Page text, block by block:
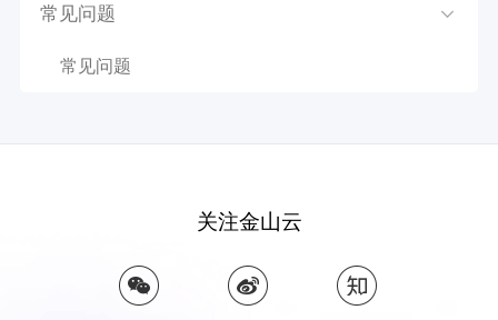
常见问题
常见问题
关注金山云